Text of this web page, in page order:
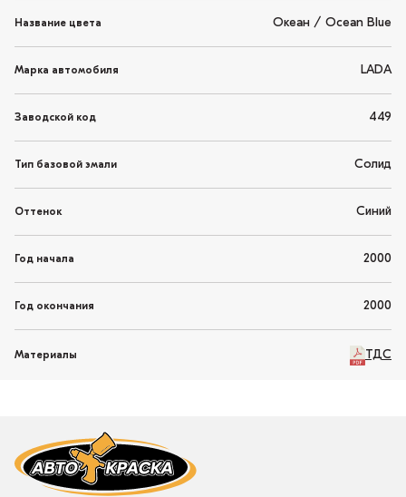
Название цвета Океан / Ocean Blue
Марка автомобиля LADA
Заводской код 449
Тип базовой эмали Солид
Оттенок Синий
Год начала 2000
Год окончания 2000
Материалы ТДС